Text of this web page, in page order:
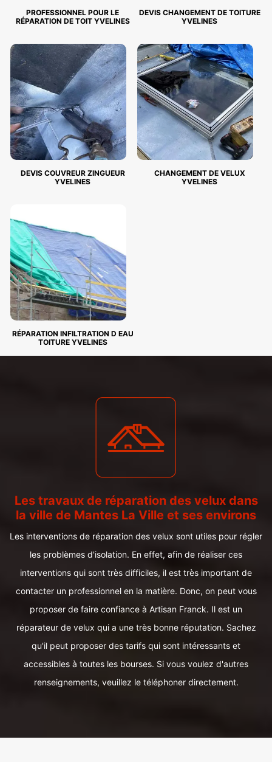
PROFESSIONNEL POUR LE
RÉPARATION DE TOIT YVELINES
DEVIS CHANGEMENT DE TOITURE
YVELINES
DEVIS COUVREUR ZINGUEUR
YVELINES
CHANGEMENT DE VELUX
YVELINES
RÉPARATION INFILTRATION D EAU
TOITURE YVELINES
Les travaux de réparation des velux dans
la ville de Mantes La Ville et ses environs
Les interventions de réparation des velux sont utiles pour régler
les problèmes d'isolation. En effet, afin de réaliser ces
interventions qui sont très difficiles, il est très important de
contacter un professionnel en la matière. Donc, on peut vous
proposer de faire confiance à Artisan Franck. Il est un
réparateur de velux qui a une très bonne réputation. Sachez
qu'il peut proposer des tarifs qui sont intéressants et
accessibles à toutes les bourses. Si vous voulez d'autres
renseignements, veuillez le téléphoner directement.